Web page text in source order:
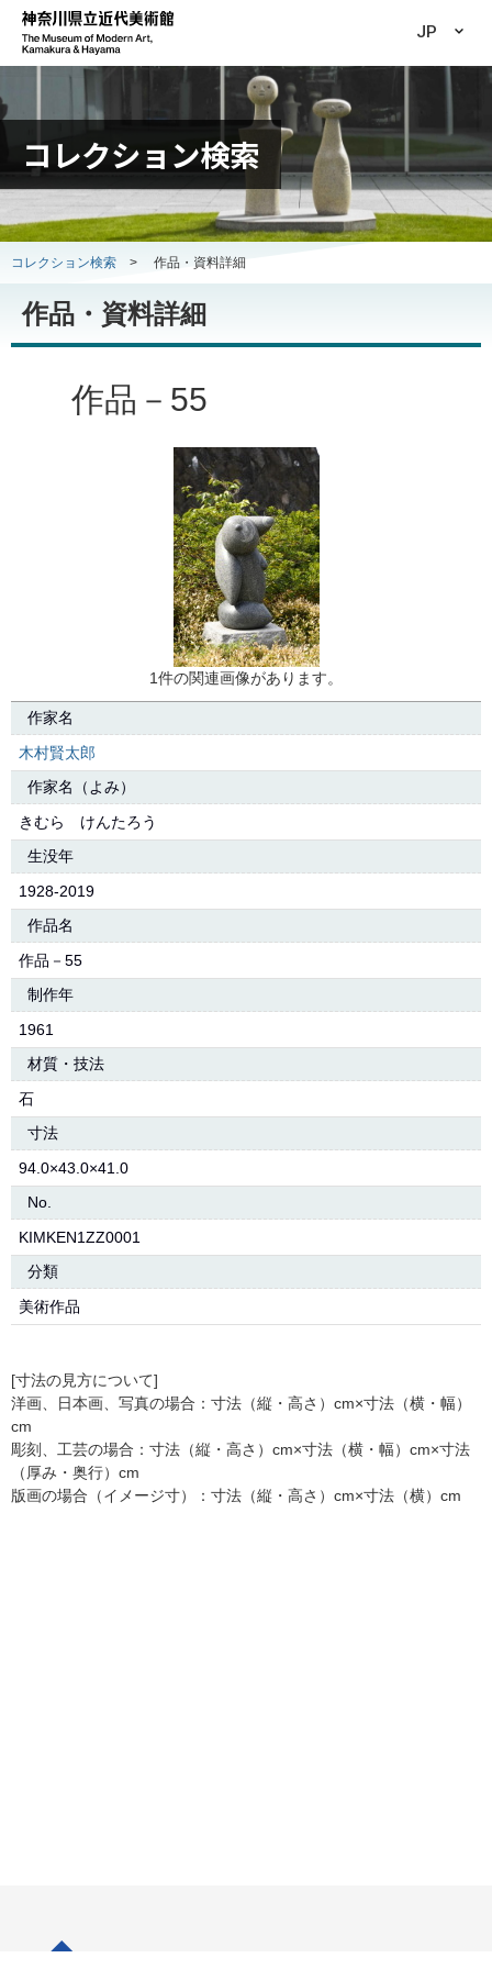
JP
コレクション検索
コレクション検索 > 作品・資料詳細
作品・資料詳細
作品－55
1件の関連画像があります。
作家名
木村賢太郎
作家名（よみ）
きむら けんたろう
生没年
1928-2019
作品名
作品－55
制作年
1961
材質・技法
石
寸法
94.0×43.0×41.0
No.
KIMKEN1ZZ0001
分類
美術作品
[寸法の見方について]
洋画、日本画、写真の場合：寸法（縦・高さ）cm×寸法（横・幅）
cm
彫刻、工芸の場合：寸法（縦・高さ）cm×寸法（横・幅）cm×寸法
（厚み・奥行）cm
版画の場合（イメージ寸）：寸法（縦・高さ）cm×寸法（横）cm